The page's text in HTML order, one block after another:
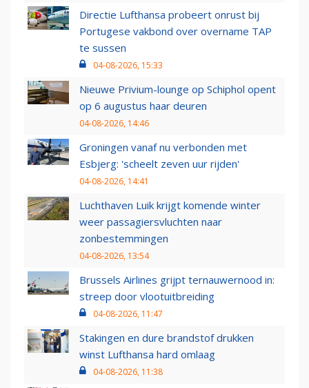
Directie Lufthansa probeert onrust bij
Portugese vakbond over overname TAP
te sussen
04-08-2026, 15:33
Nieuwe Privium-lounge op Schiphol opent
op 6 augustus haar deuren
04-08-2026, 14:46
Groningen vanaf nu verbonden met
Esbjerg: 'scheelt zeven uur rijden'
04-08-2026, 14:41
Luchthaven Luik krijgt komende winter
weer passagiersvluchten naar
zonbestemmingen
04-08-2026, 13:54
Brussels Airlines grijpt ternauwernood in:
streep door vlootuitbreiding
04-08-2026, 11:47
Stakingen en dure brandstof drukken
winst Lufthansa hard omlaag
04-08-2026, 11:38